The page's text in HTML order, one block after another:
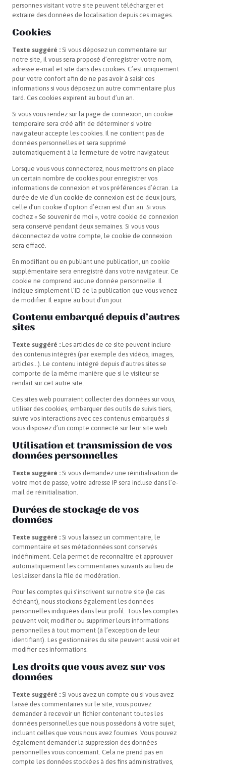
personnes visitant votre site peuvent télécharger et
extraire des données de localisation depuis ces images.
Cookies
Texte suggéré : Si vous déposez un commentaire sur
notre site, il vous sera proposé d’enregistrer votre nom,
adresse e-mail et site dans des cookies. C’est uniquement
pour votre confort afin de ne pas avoir à saisir ces
informations si vous déposez un autre commentaire plus
tard. Ces cookies expirent au bout d’un an.
Si vous vous rendez sur la page de connexion, un cookie
temporaire sera créé afin de déterminer si votre
navigateur accepte les cookies. Il ne contient pas de
données personnelles et sera supprimé
automatiquement à la fermeture de votre navigateur.
Lorsque vous vous connecterez, nous mettrons en place
un certain nombre de cookies pour enregistrer vos
informations de connexion et vos préférences d’écran. La
durée de vie d’un cookie de connexion est de deux jours,
celle d’un cookie d’option d’écran est d’un an. Si vous
cochez « Se souvenir de moi », votre cookie de connexion
sera conservé pendant deux semaines. Si vous vous
déconnectez de votre compte, le cookie de connexion
sera effacé.
En modifiant ou en publiant une publication, un cookie
supplémentaire sera enregistré dans votre navigateur. Ce
cookie ne comprend aucune donnée personnelle. Il
indique simplement l’ID de la publication que vous venez
de modifier. Il expire au bout d’un jour.
Contenu embarqué depuis d’autres
sites
Texte suggéré : Les articles de ce site peuvent inclure
des contenus intégrés (par exemple des vidéos, images,
articles…). Le contenu intégré depuis d’autres sites se
comporte de la même manière que si le visiteur se
rendait sur cet autre site.
Ces sites web pourraient collecter des données sur vous,
utiliser des cookies, embarquer des outils de suivis tiers,
suivre vos interactions avec ces contenus embarqués si
vous disposez d’un compte connecté sur leur site web.
Utilisation et transmission de vos
données personnelles
Texte suggéré : Si vous demandez une réinitialisation de
votre mot de passe, votre adresse IP sera incluse dans l’e-
mail de réinitialisation.
Durées de stockage de vos
données
Texte suggéré : Si vous laissez un commentaire, le
commentaire et ses métadonnées sont conservés
indéfiniment. Cela permet de reconnaître et approuver
automatiquement les commentaires suivants au lieu de
les laisser dans la file de modération.
Pour les comptes qui s’inscrivent sur notre site (le cas
échéant), nous stockons également les données
personnelles indiquées dans leur profil. Tous les comptes
peuvent voir, modifier ou supprimer leurs informations
personnelles à tout moment (à l’exception de leur
identifiant). Les gestionnaires du site peuvent aussi voir et
modifier ces informations.
Les droits que vous avez sur vos
données
Texte suggéré : Si vous avez un compte ou si vous avez
laissé des commentaires sur le site, vous pouvez
demander à recevoir un fichier contenant toutes les
données personnelles que nous possédons à votre sujet,
incluant celles que vous nous avez fournies. Vous pouvez
également demander la suppression des données
personnelles vous concernant. Cela ne prend pas en
compte les données stockées à des fins administratives,